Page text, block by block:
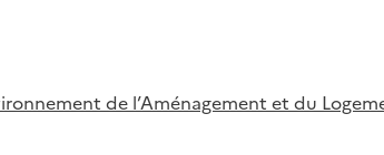
de l’Aménagement et du